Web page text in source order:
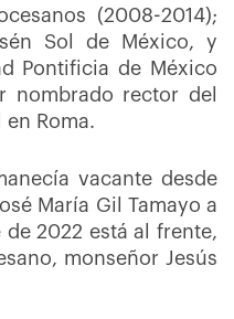
(2008-2014);
Sol de México, y
Pontificia de México
nombrado rector del
Roma.
vacante desde
María Gil Tamayo a
2022 está al frente,
monseñor Jesús